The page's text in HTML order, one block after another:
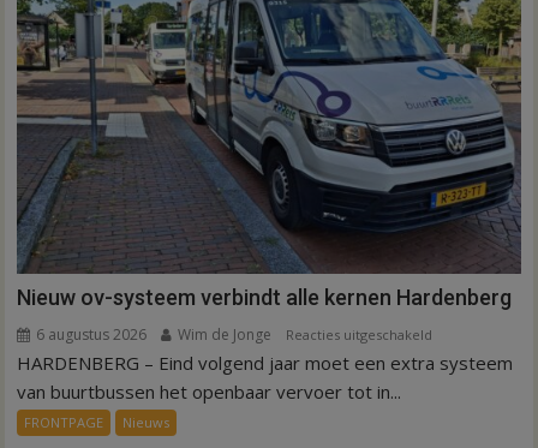
Nieuw ov-systeem verbindt alle kernen Hardenberg
6 augustus 2026 Wim de Jonge Reacties uitgeschakeld
Nieuw
HARDENBERG – Eind volgend jaar moet een extra systeem
van buurtbussen het openbaar vervoer tot in...
FRONTPAGE Nieuws